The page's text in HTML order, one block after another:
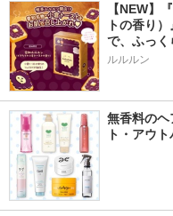
【NEW】
トの香り
で、ふっく
ルルルン
無香料のヘ
ト・アウ